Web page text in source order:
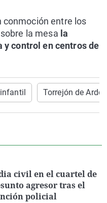
conmoción entre los
la mesa la
control en centros de
Torrejón de Ardoz
civil en el cuartel de
agresor tras el
policial